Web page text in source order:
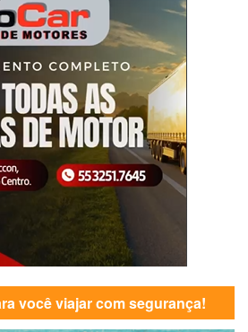
você viajar com segurança!